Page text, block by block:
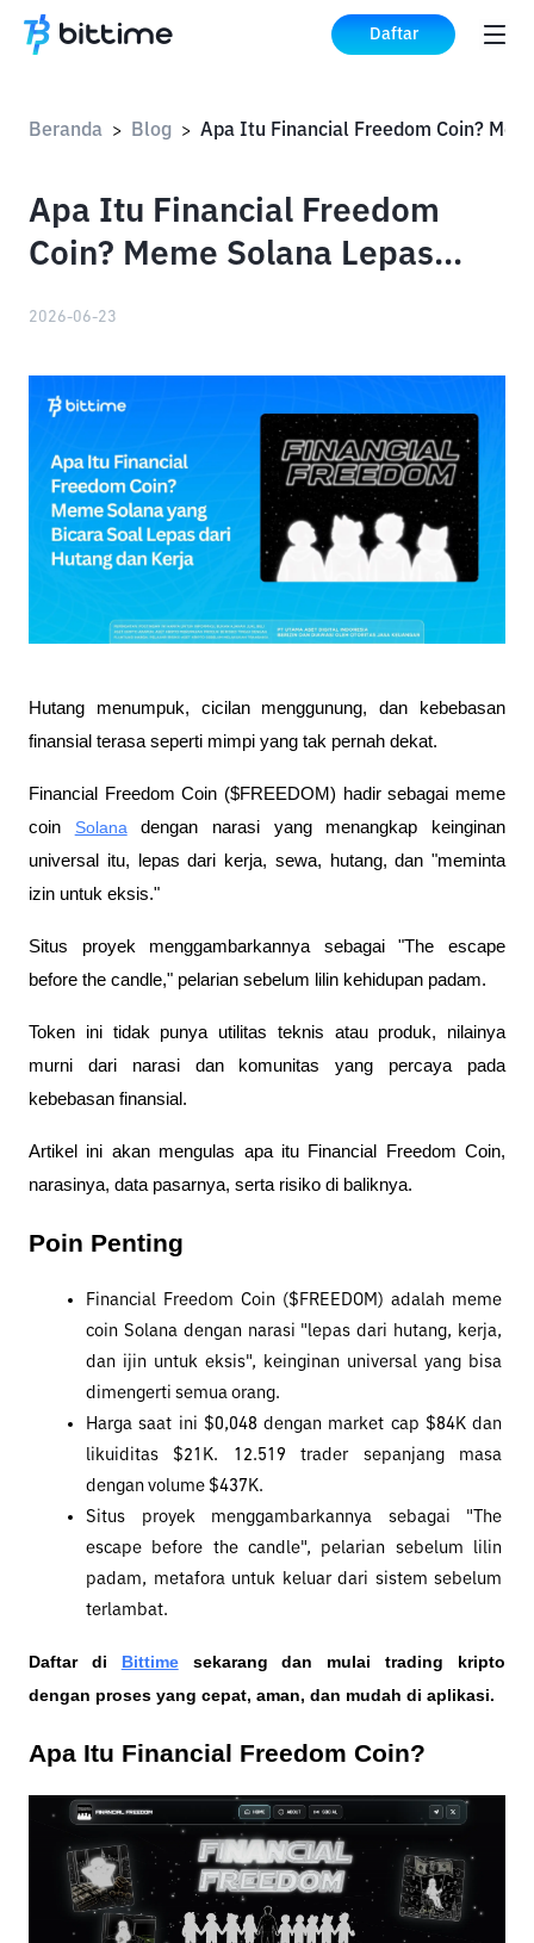
Daftar
Beranda > Blog >
Apa Itu Financial Freedom
Coin? Meme Solana Lepas
2026-06-23
Hutang menumpuk, cicilan menggunung, dan kebebasan
finansial terasa seperti mimpi yang tak pernah dekat.
Financial Freedom Coin ($FREEDOM) hadir sebagai meme
coin Solana dengan narasi yang menangkap keinginan
universal itu, lepas dari kerja, sewa, hutang, dan "meminta
izin untuk eksis."
Situs proyek menggambarkannya sebagai "The escape
before the candle," pelarian sebelum lilin kehidupan padam.
Token ini tidak punya utilitas teknis atau produk, nilainya
murni dari narasi dan komunitas yang percaya pada
kebebasan finansial.
Artikel ini akan mengulas apa itu Financial Freedom Coin,
narasinya, data pasarnya, serta risiko di baliknya.
Poin Penting
Financial Freedom Coin ($FREEDOM) adalah meme
coin Solana dengan narasi "lepas dari hutang, kerja,
dan ijin untuk eksis", keinginan universal yang bisa
dimengerti semua orang.
Harga saat ini $0,048 dengan market cap $84K dan
likuiditas $21K. 12.519 trader sepanjang masa
dengan volume $437K.
Situs proyek menggambarkannya sebagai "The
escape before the candle", pelarian sebelum lilin
padam, metafora untuk keluar dari sistem sebelum
terlambat.
Daftar di Bittime sekarang dan mulai trading kripto
dengan proses yang cepat, aman, dan mudah di aplikasi.
Apa Itu Financial Freedom Coin?